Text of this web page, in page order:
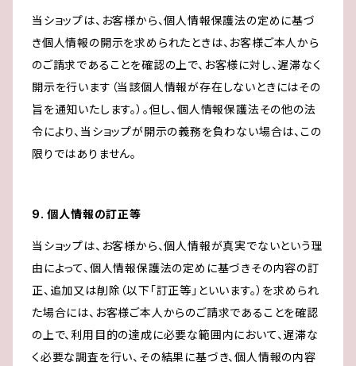
当ショップは、お客様から、個人情報保護法の定めに基づ
き個人情報の開示を求められたときは、お客様ご本人から
のご請求であることを確認の上で、お客様に対し、遅滞なく
開示を行います（当該個人情報が存在しないときにはその
旨を通知いたします。）。但し、個人情報保護法その他の法
令により、当ショップが開示の義務を負わない場合は、この
限りではありません。
9. 個人情報の訂正等
当ショップは、お客様から、個人情報が真実でないという理
由によって、個人情報保護法の定めに基づきその内容の訂
正、追加又は削除（以下「訂正等」といいます。）を求められ
た場合には、お客様ご本人からのご請求であることを確認
の上で、利用目的の達成に必要な範囲内において、遅滞な
く必要な調査を行い、その結果に基づき、個人情報の内容